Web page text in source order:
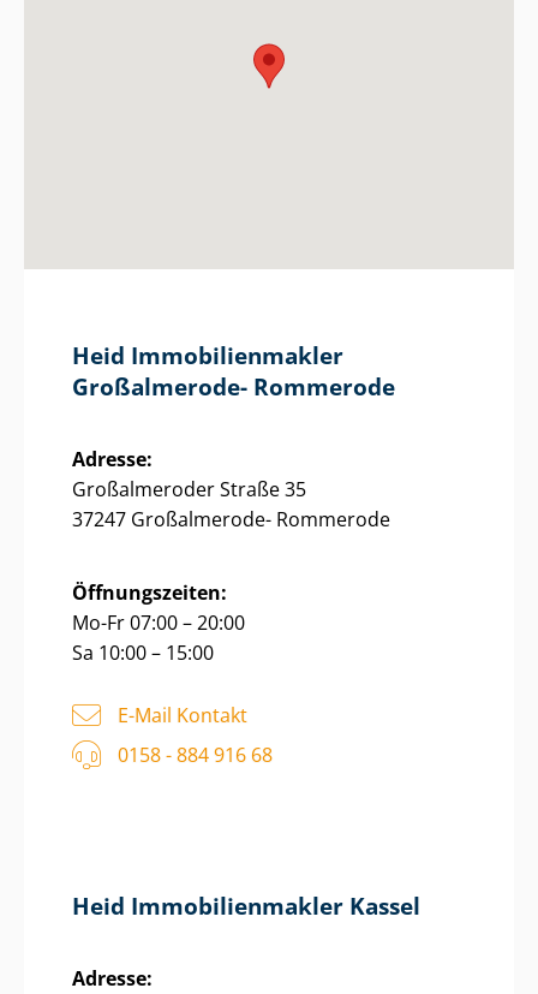
Heid Im­mo­bi­li­en­mak­ler
Großalmerode- Rommerode
Adresse:
Großalmeroder Straße 35
37247 Großalmerode- Rommerode
Öffnungszeiten:
Mo-Fr 07:00 – 20:00
Sa 10:00 – 15:00
E-Mail Kontakt
0158 - 884 916 68
Heid Im­mo­bi­li­en­mak­ler Kassel
Adresse: